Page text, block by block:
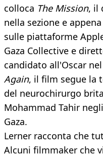
colloca The Mission, il
nella sezione e
sulle piattaforme
Gaza Collective e
candidato all'Oscar
Again, il film segue la
del neurochirurgo
Mohammad Tahir
Gaza.
Lerner racconta che
Alcuni filmmaker che